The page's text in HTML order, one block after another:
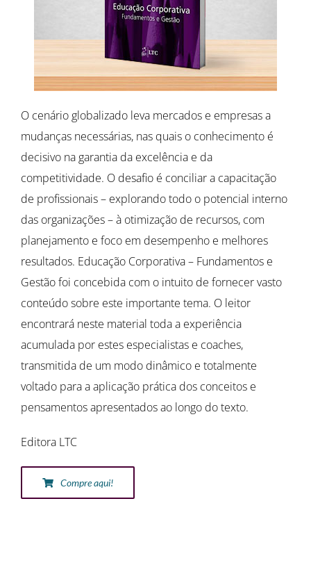
O cenário globalizado leva mercados e empresas a
mudanças necessárias, nas quais o conhecimento é
decisivo na garantia da excelência e da
competitividade. O desafio é conciliar a capacitação
de profissionais – explorando todo o potencial interno
das organizações – à otimização de recursos, com
planejamento e foco em desempenho e melhores
resultados. Educação Corporativa – Fundamentos e
Gestão foi concebida com o intuito de fornecer vasto
conteúdo sobre este importante tema. O leitor
encontrará neste material toda a experiência
acumulada por estes especialistas e coaches,
transmitida de um modo dinâmico e totalmente
voltado para a aplicação prática dos conceitos e
pensamentos apresentados ao longo do texto.
Editora LTC
Compre aqui!